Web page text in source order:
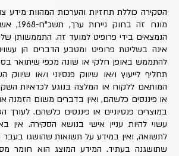
הסקירה כוללת תחזיות והערכות המהוות מידע
מונח זה
הנמצאים בידי פרופיט למועד זה. התממשותן
אינה בשליטת פרופיט ומטבע הדברים הן
להתממש באופן חלקי או שונה מכפי שיתואר
תחליף לייעוץ ו/או שיווק פנסיוני ו/או שיווק
המותאם ללקוח או המלצה בנוגע לכדאיות
או פיננסים כלשהם, ואין בדברים משום הזמנה
במוצרים פנסיוניים או פיננסים כלשהם. לעורך
עשוי להיות עניין אישי בנושא הסקירה. אין
לתשואה, ואין במידע על תשואות שהושגו בעבר
שתושגנה בעתיד. המידע המוצג הוא חומר